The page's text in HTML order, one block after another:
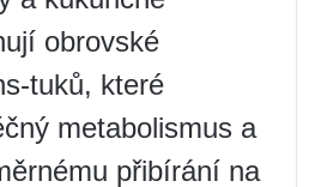
obrovské
tuků, které
metabolismus a
přibírání na